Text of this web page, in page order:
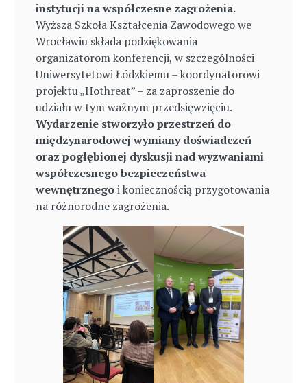
instytucji na współczesne zagrożenia.
Wyższa Szkoła Kształcenia Zawodowego we
Wrocławiu składa podziękowania
organizatorom konferencji, w szczególności
Uniwersytetowi Łódzkiemu – koordynatorowi
projektu „Hothreat” – za zaproszenie do
udziału w tym ważnym przedsięwzięciu.
Wydarzenie stworzyło przestrzeń do
międzynarodowej wymiany doświadczeń
oraz pogłębionej dyskusji nad wyzwaniami
współczesnego bezpieczeństwa
wewnętrznegoi koniecznością przygotowania
na różnorodne zagrożenia.